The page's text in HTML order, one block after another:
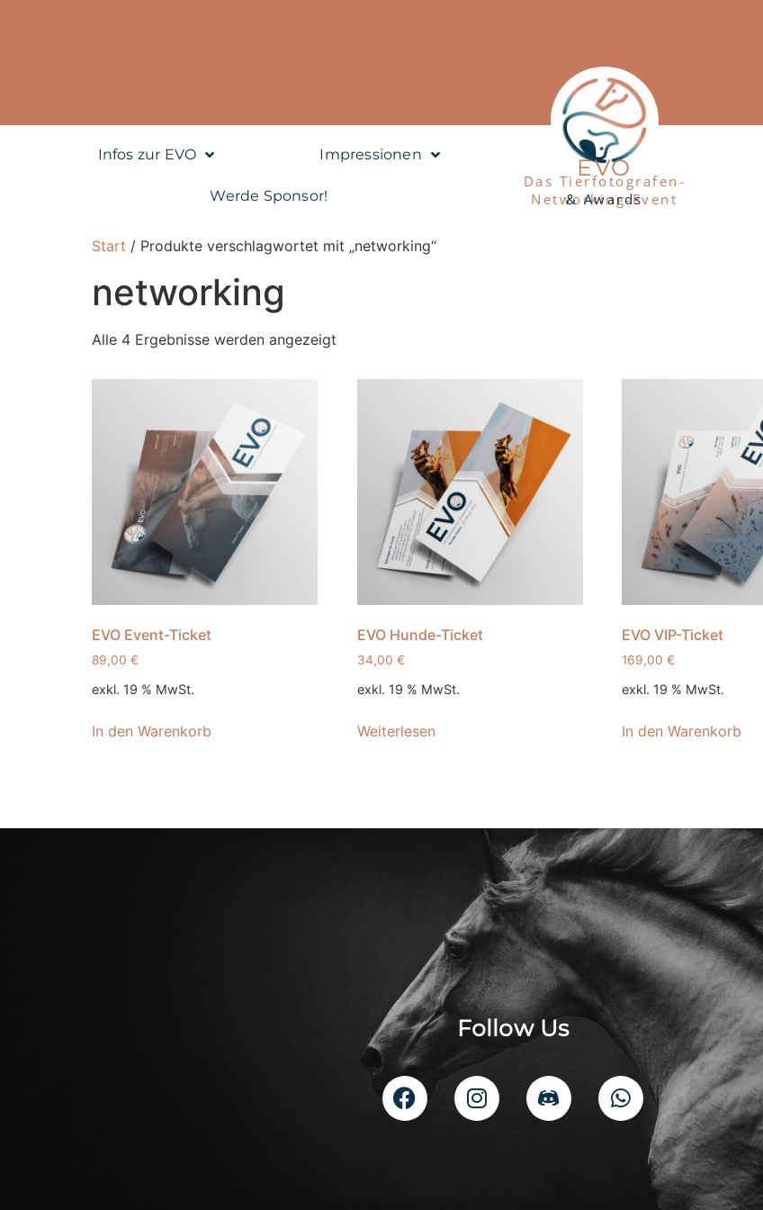
Infos zur EVO Impressionen
Werde Sponsor!
EVO
Das Tierfotografen-
Networking-Event
& Awards
Start / Produkte verschlagwortet mit „networking“
networking
Alle 4 Ergebnisse werden angezeigt
EVO Event-Ticket
89,00 €
exkl. 19 % MwSt.
In den Warenkorb
EVO Hunde-Ticket
34,00 €
exkl. 19 % MwSt.
Weiterlesen
EVO VIP-Ticket
169,00€
exkl. 19 % MwSt.
In den Warenkorb
Follow Us